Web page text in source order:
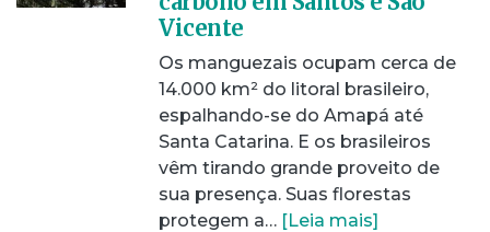
Vicente
Os manguezais ocupam cerca de
14.000 km² do litoral brasileiro,
espalhando-se do Amapá até
Santa Catarina. E os brasileiros
vêm tirando grande proveito de
sua presença. Suas florestas
protegem a… [Leia mais]